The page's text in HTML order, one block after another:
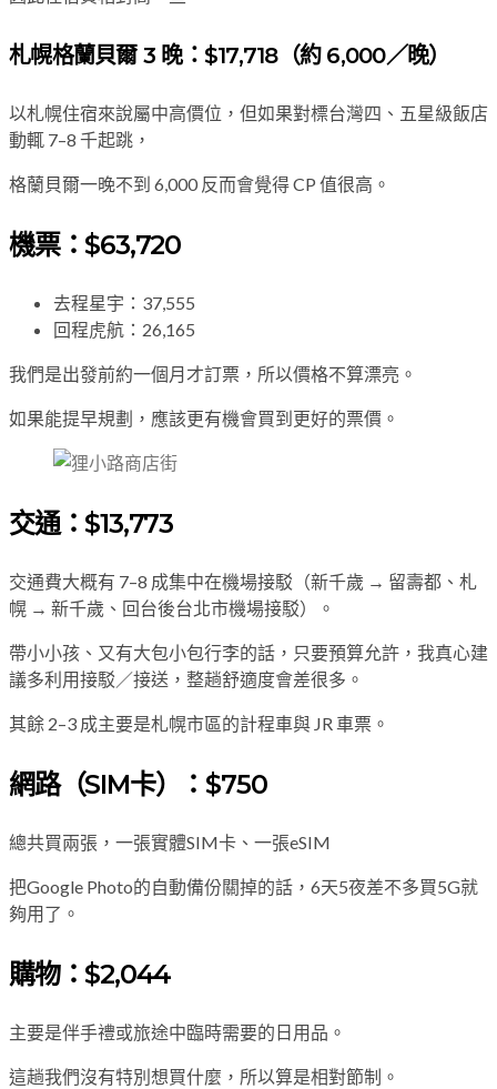
札幌格蘭貝爾 3 晚：$17,718（約 6,000／晚）
以札幌住宿來說屬中高價位，但如果對標台灣四、五星級飯店
動輒 7–8 千起跳，
格蘭貝爾一晚不到 6,000 反而會覺得 CP 值很高。
機票：$63,720
去程星宇：37,555
回程虎航：26,165
我們是出發前約一個月才訂票，所以價格不算漂亮。
如果能提早規劃，應該更有機會買到更好的票價。
交通：$13,773
交通費大概有 7–8 成集中在機場接駁（新千歲 → 留壽都、札
幌 → 新千歲、回台後台北市機場接駁）。
帶小小孩、又有大包小包行李的話，只要預算允許，我真心建
議多利用接駁／接送，整趟舒適度會差很多。
其餘 2–3 成主要是札幌市區的計程車與 JR 車票。
網路（SIM卡）：$750
總共買兩張，一張實體SIM卡、一張eSIM
把Google Photo的自動備份關掉的話，6天5夜差不多買5G就
夠用了。
購物：$2,044
主要是伴手禮或旅途中臨時需要的日用品。
這趟我們沒有特別想買什麼，所以算是相對節制。